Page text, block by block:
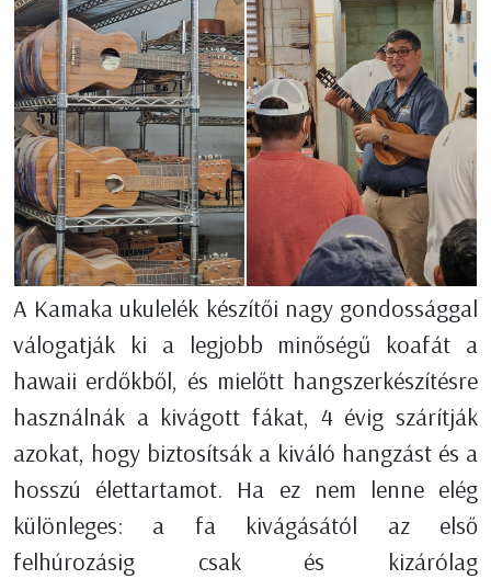
A Kamaka ukulelék készítői nagy gondossággal
válogatják ki a legjobb minőségű koafát a
hawaii erdőkből, és mielőtt hangszerkészítésre
használnák a kivágott fákat, 4 évig szárítják
azokat, hogy biztosítsák a kiváló hangzást és a
hosszú élettartamot. Ha ez nem lenne elég
különleges: a fa kivágásától az első
felhúrozásig csak és kizárólag